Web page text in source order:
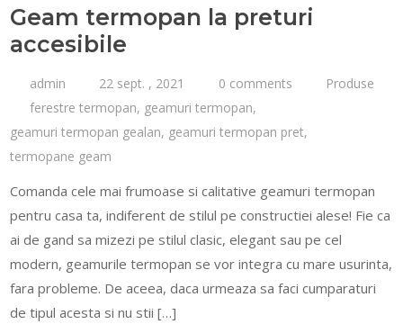
Geam termopan la preturi
accesibile
admin 22 sept. , 2021 0 comments
Produse
ferestre termopan, geamuri termopan,
geamuri termopan gealan, geamuri termopan pret,
termopane geam
Comanda cele mai frumoase si calitative geamuri termopan
pentru casa ta, indiferent de stilul pe constructiei alese! Fie ca
ai de gand sa mizezi pe stilul clasic, elegant sau pe cel
modern, geamurile termopan se vor integra cu mare usurinta,
fara probleme. De aceea, daca urmeaza sa faci cumparaturi
de tipul acesta si nu stii […]